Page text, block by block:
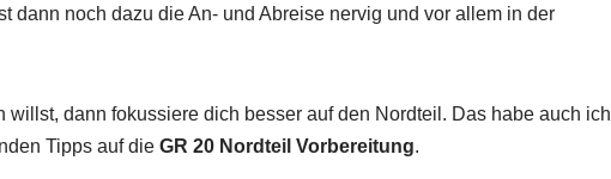
dann noch dazu die An- und Abreise nervig und vor allem in der
dann fokussiere dich besser auf den Nordteil. Das habe auch ich
Tipps auf die GR 20 Nordteil Vorbereitung.